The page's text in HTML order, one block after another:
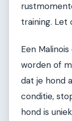
training. Let
Een
worden of
dat je hond
conditie,
hond is